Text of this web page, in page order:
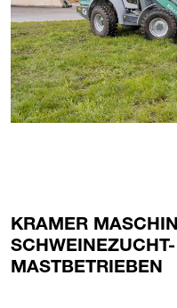
KRAMER
MASTBETRIEBEN